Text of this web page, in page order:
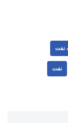
نفت
نفت